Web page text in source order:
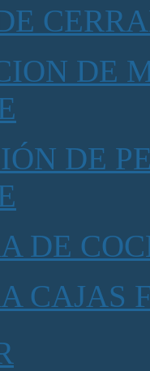
DE
DE
DE
CAJAS